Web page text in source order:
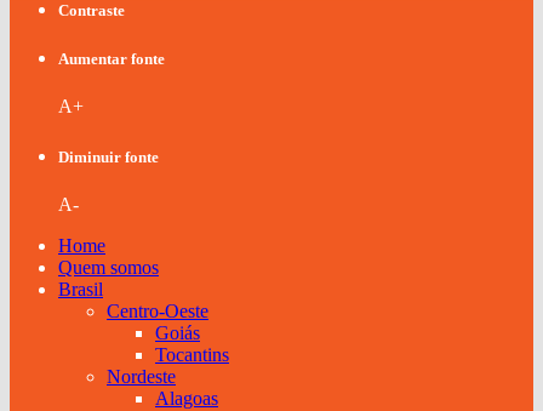
Contraste
Aumentar fonte
A+
Diminuir fonte
A-
Home
Quem somos
Brasil
Centro-Oeste
Goiás
Tocantins
Nordeste
Alagoas